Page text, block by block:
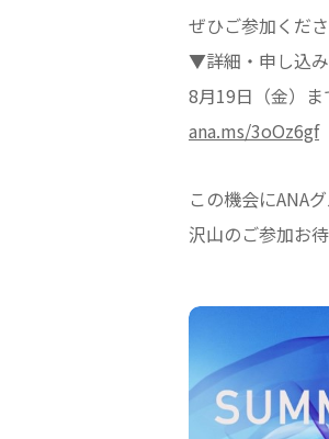
ぜひご参加くださ
▼詳細・申し込
8月19日（金）ま
ana.ms/3oOz6gf
この機会にANA
沢山のご参加お